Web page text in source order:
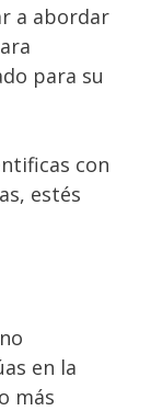
a abordar
para su
con
estés
en la
más